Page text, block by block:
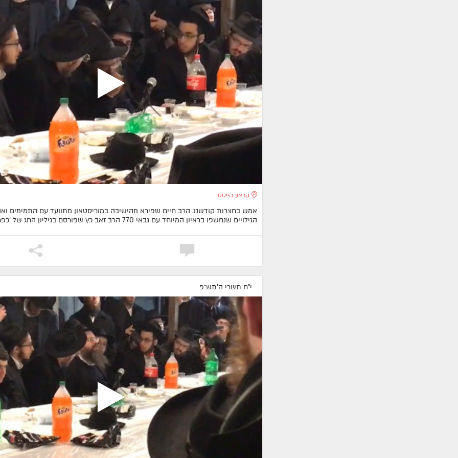
קראון הייטס
אמש בחצרות קודשנו: הרב חיים שפירא מהישיבה במוריסטאון מתוועד עם התמימים
הגילויים שנחשפו בראיון המיוחד עם גבאי 770 הרב זאב כץ שפורסם בגיליון החג של 'כפר חב"ד'
י"ח תשרי ה׳תש״פ